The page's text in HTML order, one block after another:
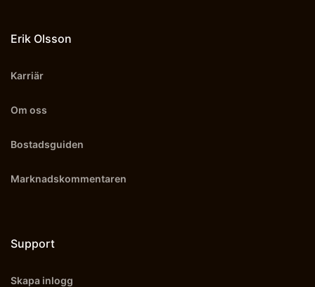
Erik Olsson
Karriär
Om oss
Bostadsguiden
Marknadskommentaren
Support
Skapa inlogg